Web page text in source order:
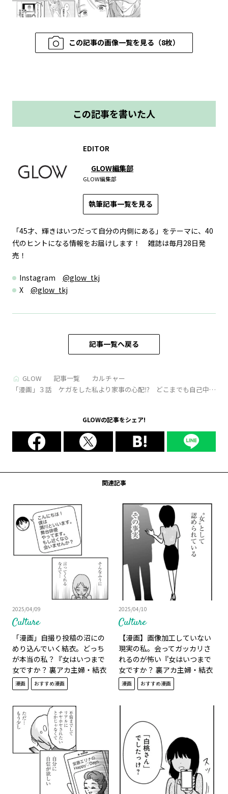
この記事の画像一覧を見る（8枚）
この記事を書いた人
EDITOR
GLOW編集部
GLOW編集部
執筆記事一覧を見る
「45才、輝きはいつだって自分の内側にある」をテーマに、40
代のヒントになる情報をお届けします！ 雑誌は毎月28日発
売！
Instagram @glow_tkj
X @glow_tkj
記事一覧へ戻る
GLOW 記事一覧
カルチャー
「漫画」３話 ケガをした私より家事の心配⁉ どこまでも自己中な
GLOWの記事をシェア!
関連記事
Culture
2025/04/09
「漫画」自撮り投稿の沼にの
めり込んでいく結衣。どっち
が本当の私？『女はいつまで
女ですか？ 裏アカ主婦・結衣
が堕ちた地獄』12話
漫画 おすすめ漫画
Culture
2025/04/10
【漫画】画像加工していない
現実の私。会ってガッカリさ
れるのが怖い『女はいつまで
女ですか？ 裏アカ主婦・結衣
が堕ちた地獄』13話
漫画 おすすめ漫画